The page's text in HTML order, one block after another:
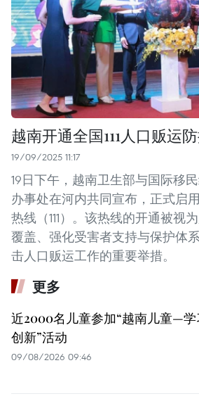
越南开通全国111人口贩运
19/09/2025 11:17
19日下午，越南卫生部与国际移
办事处在河内共同宣布，正式启
热线（111）。该热线的开通被视
覆盖、强化受害者支持与保护体
击人口贩运工作的重要举措。
更多
近2000名儿童参加“越南儿童—学
创新”活动
09/08/2026 09:46